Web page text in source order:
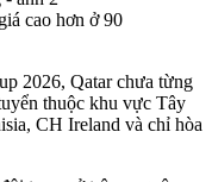
cao hơn ở 90
2026, Qatar chưa từng
thuộc khu vực Tây
CH Ireland và chỉ hòa